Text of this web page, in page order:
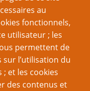
au
fonctionnels,
utilisateur ; les
permettent de
sur l’utilisation du
et les cookies
des contenus et